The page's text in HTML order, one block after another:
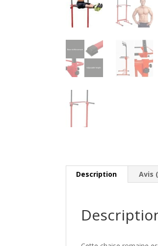
Description Avis